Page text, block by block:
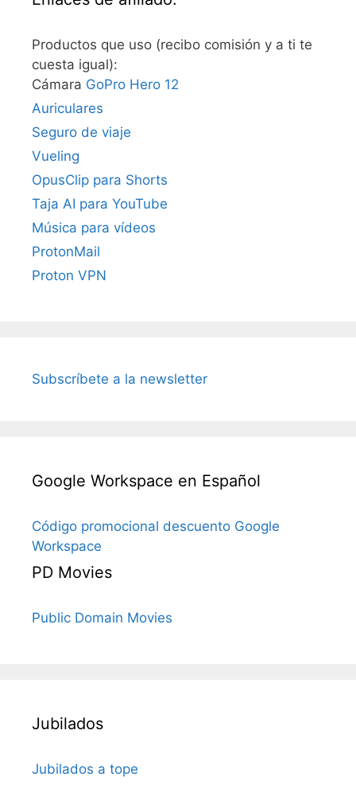
Productos que uso (recibo comisión y a ti te
cuesta igual):
Cámara GoPro Hero 12
Auriculares
Seguro de viaje
Vueling
OpusClip para Shorts
Taja AI para YouTube
Música para vídeos
ProtonMail
Proton VPN
Subscríbete a la newsletter
Google Workspace en Español
Código promocional descuento Google
Workspace
PD Movies
Public Domain Movies
Jubilados
Jubilados a tope